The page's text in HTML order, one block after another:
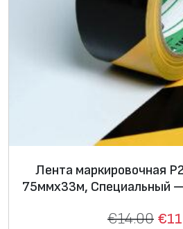
Лента маркировочная
75ммх33м, Специальный
€14.00 €